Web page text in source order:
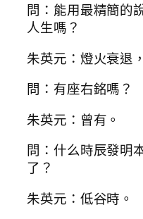
問：能用最精簡的
人生嗎？
朱英元：燈火衰退
問：有座右銘嗎？
朱英元：曾有。
問：什么時辰發明
了？
朱英元：低谷時。